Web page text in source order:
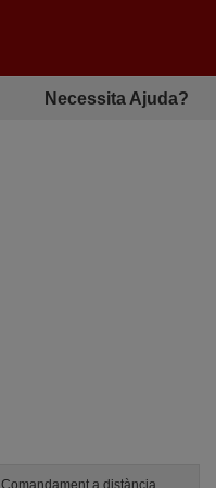
Necessita Ajuda?
Comandament a distància